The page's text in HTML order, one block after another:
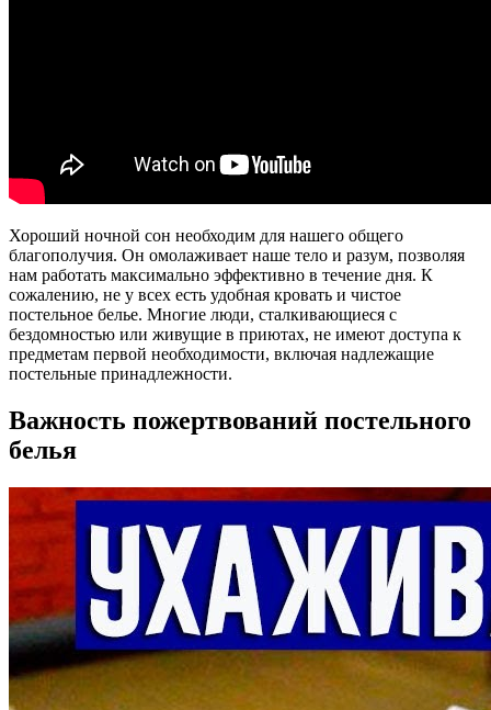
Хороший ночной сон необходим для нашего общего
благополучия. Он омолаживает наше тело и разум, позволяя
нам работать максимально эффективно в течение дня. К
сожалению, не у всех есть удобная кровать и чистое
постельное белье. Многие люди, сталкивающиеся с
бездомностью или живущие в приютах, не имеют доступа к
предметам первой необходимости, включая надлежащие
постельные принадлежности.
Важность пожертвований постельного
белья